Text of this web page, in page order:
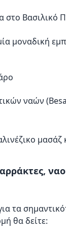
στο Βασιλικό
μοναδική
ναών
τα
θα δείτε: